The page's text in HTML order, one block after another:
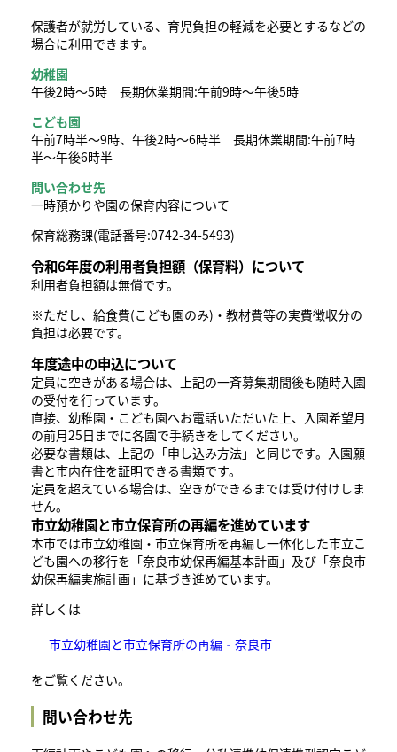
保護者が就労している、育児負担の軽減を必要とするなどの
場合に利用できます。
幼稚園
午後2時～5時 長期休業期間:午前9時～午後5時
こども園
午前7時半～9時、午後2時～6時半 長期休業期間:午前7時
半～午後6時半
問い合わせ先
一時預かりや園の保育内容について
保育総務課(電話番号:0742-34-5493)
令和6年度の利用者負担額（保育料）について
利用者負担額は無償です。
※ただし、給食費(こども園のみ)・教材費等の実費徴収分の
負担は必要です。
年度途中の申込について
定員に空きがある場合は、上記の一斉募集期間後も随時入園
の受付を行っています。
直接、幼稚園・こども園へお電話いただいた上、入園希望月
の前月25日までに各園で手続きをしてください。
必要な書類は、上記の「申し込み方法」と同じです。入園願
書と市内在住を証明できる書類です。
定員を超えている場合は、空きができるまでは受け付けしま
せん。
市立幼稚園と市立保育所の再編を進めています
本市では市立幼稚園・市立保育所を再編し一体化した市立こ
ども園への移行を「奈良市幼保再編基本計画」及び「奈良市
幼保再編実施計画」に基づき進めています。
詳しくは
市立幼稚園と市立保育所の再編‐奈良市
をご覧ください。
問い合わせ先